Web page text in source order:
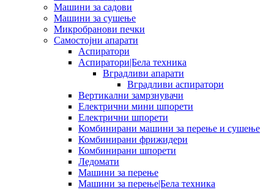
Машини за садови
Машини за сушење
Микробранови печки
Самостојни апарати
Аспиратори
Аспиратори|Бела техника
Вградливи апарати
Вградливи аспиратори
Вертикални замрзнувачи
Електрични мини шпорети
Електрични шпорети
Комбинирани машини за перење и сушење
Комбинирани фрижидери
Комбинирани шпорети
Ледомати
Машини за перење
Машини за перење|Бела техника